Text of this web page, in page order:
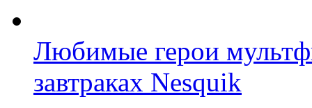
Любимые герои
завтраках Nesquik